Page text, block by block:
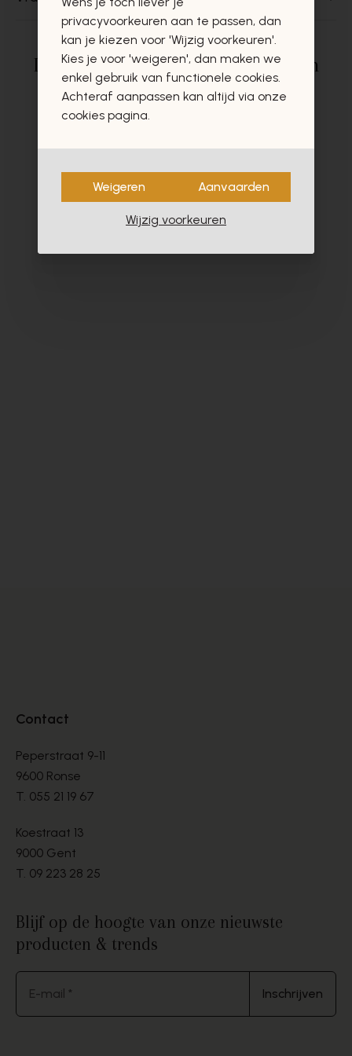
Deze producten zullen u zeker en
vast ook interesseren
Contact
Peperstraat 9-11
9600 Ronse
T. 055 21 19 67
Koestraat 13
9000 Gent
T. 09 223 28 25
Blijf op de hoogte van onze nieuwste
producten & trends
E-mail * Inschrijven
privacyvoorkeuren aan te passen, dan
kan je kiezen voor 'Wijzig voorkeuren'.
Kies je voor 'weigeren', dan maken we
enkel gebruik van functionele cookies.
Achteraf aanpassen kan altijd via onze
cookies pagina.
Weigeren Aanvaarden
Wijzig voorkeuren